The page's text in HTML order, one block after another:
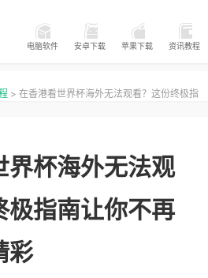
电脑软件 安卓下载 苹果下载 资讯教程
> 在香港看世界杯海外无法观看？这份终极指
界杯海外无法观
极指南让你不再
彩